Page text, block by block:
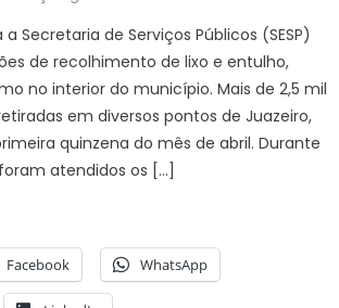
Secretaria de Serviços Públicos (SESP)
de recolhimento de lixo e entulho,
no interior do município. Mais de 2,5 mil
em diversos pontos de Juazeiro,
quinzena do mês de abril. Durante
atendidos os […]
Facebook WhatsApp